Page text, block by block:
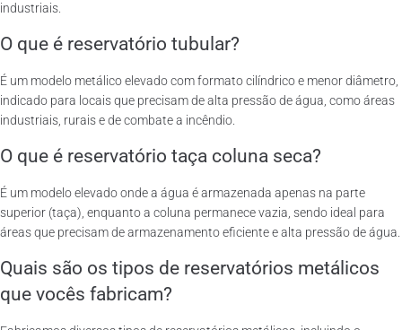
industriais.
O que é reservatório tubular?
É um modelo metálico elevado com formato cilíndrico e menor diâmetro,
indicado para locais que precisam de alta pressão de água, como áreas
industriais, rurais e de combate a incêndio.
O que é reservatório taça coluna seca?
É um modelo elevado onde a água é armazenada apenas na parte
superior (taça), enquanto a coluna permanece vazia, sendo ideal para
áreas que precisam de armazenamento eficiente e alta pressão de água.
Quais são os tipos de reservatórios metálicos
que vocês fabricam?